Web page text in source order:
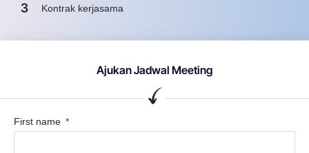
3 Kontrak kerjasama
Ajukan Jadwal Meeting
First name